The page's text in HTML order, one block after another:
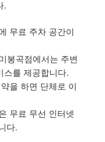
.
무료 주차 공간이
봉곡점에서는 주변
스를 제공합니다.
을 하면 단체로 이
무료 무선 인터넷
다.